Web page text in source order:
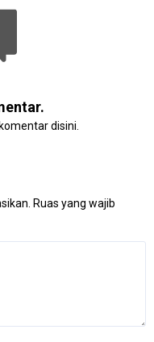
disini.
Ruas yang wajib